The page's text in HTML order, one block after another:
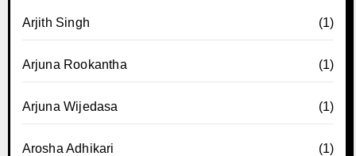
Arjith Singh (1)
Arjuna Rookantha (1)
Arjuna Wijedasa (1)
Arosha Adhikari (1)